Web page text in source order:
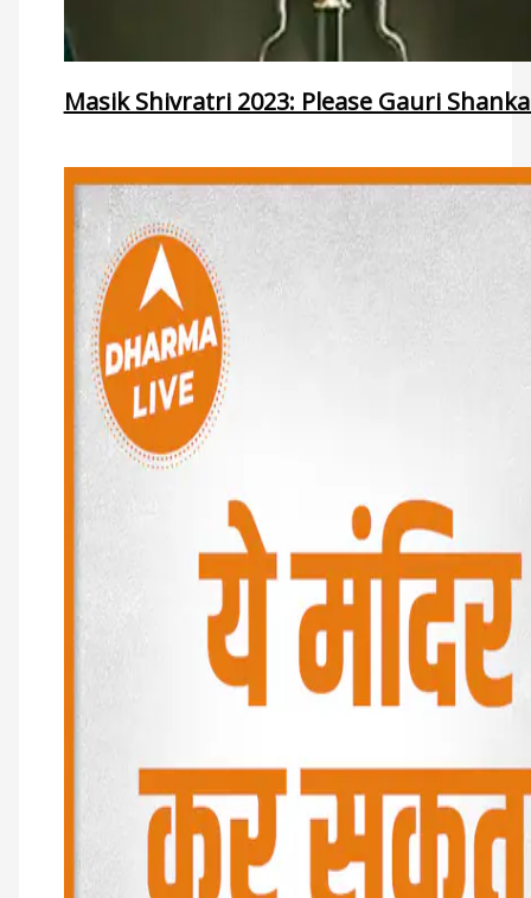
Masik Shivratri 2023: Please Gauri